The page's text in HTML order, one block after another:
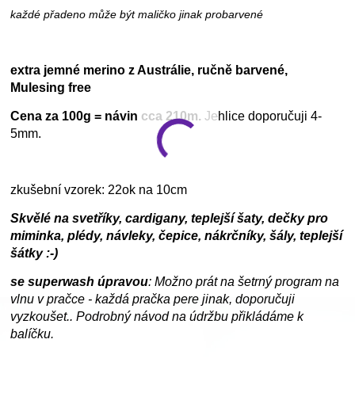
každé přadeno může být maličko jinak probarvené
extra jemné merino z Austrálie, ručně barvené,
Mulesing free
Cena za 100g = návin cca 210m. Jehlice doporučuji 4-
5mm.
zkušební vzorek: 22ok na 10cm
Skvělé na svetříky, cardigany, teplejší šaty, dečky pro
miminka, plédy, návleky, čepice, nákrčníky, šály, teplejší
šátky :-)
se superwash úpravou: Možno prát na šetrný program na
vlnu v pračce - každá pračka pere jinak, doporučuji
vyzkoušet.. Podrobný návod na údržbu přikládáme k
balíčku.